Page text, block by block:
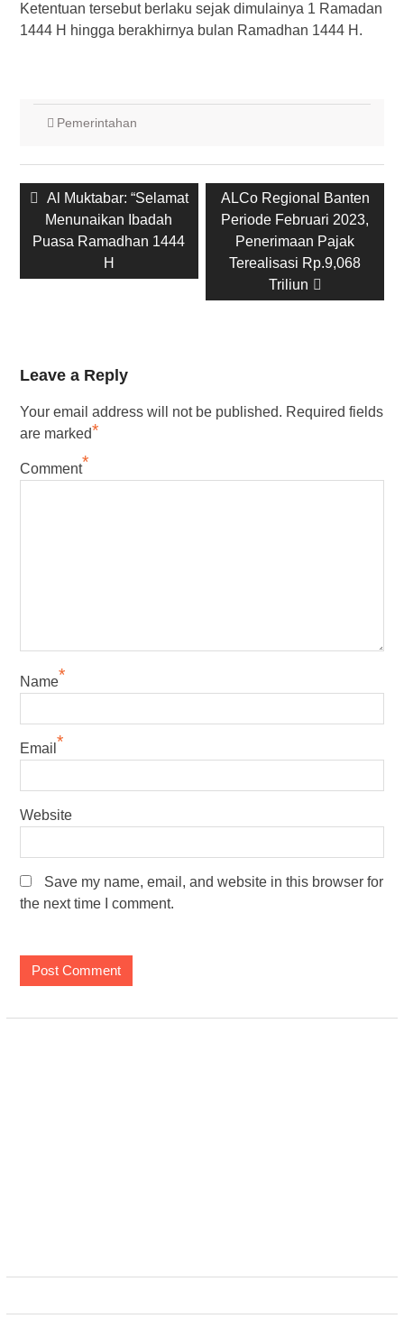
Ketentuan tersebut berlaku sejak dimulainya 1 Ramadan
1444 H hingga berakhirnya bulan Ramadhan 1444 H.
Pemerintahan
navigation
Previous
post:
Al Muktabar: “Selamat
Menunaikan Ibadah
Puasa Ramadhan 1444
H
Next
post:
ALCo Regional Banten
Periode Februari 2023,
Penerimaan Pajak
Terealisasi Rp.9,068
Triliun
Leave a Reply
Your email address will not be published. Required fields
are marked*
Comment*
Name*
Email *
Website
Save my name, email, and website in this browser for
the next time I comment.